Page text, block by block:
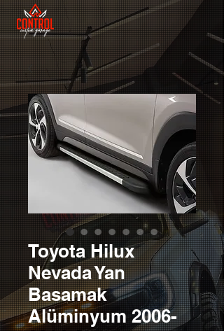
Toyota Hilux
Nevada Yan
Basamak
Alüminyum 2006-